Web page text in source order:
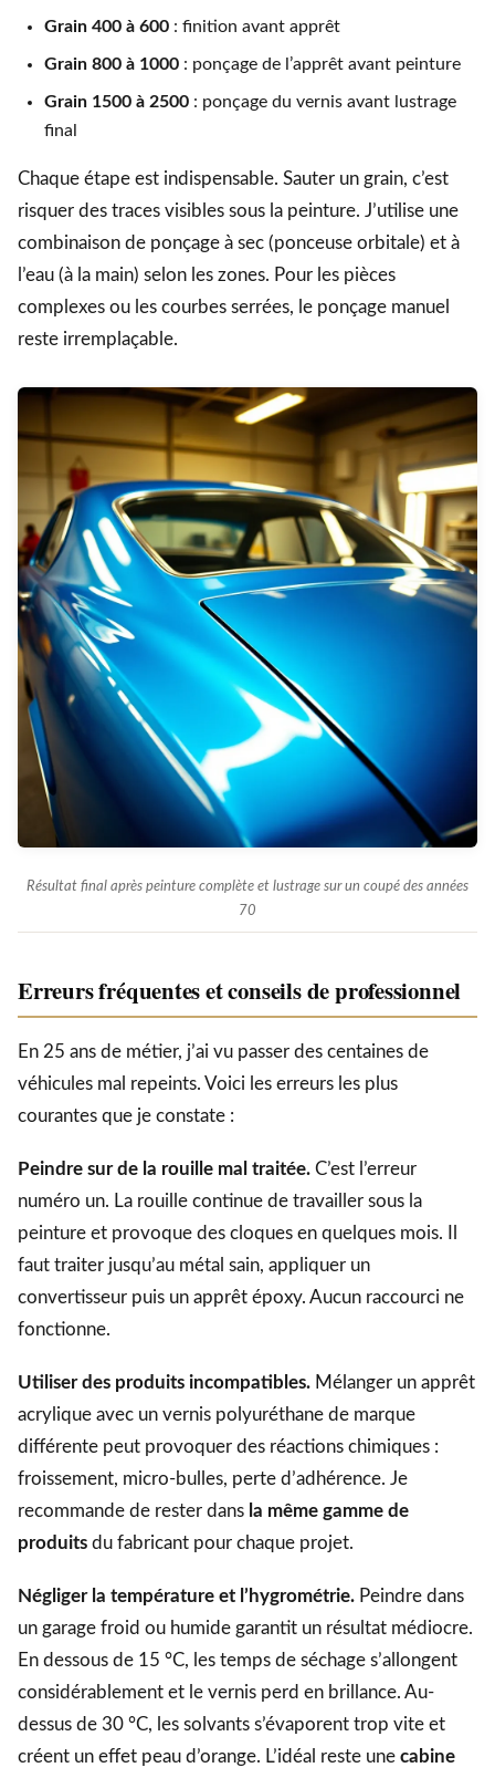
Grain 400 à 600 : finition avant apprêt
Grain 800 à 1000 : ponçage de l’apprêt avant peinture
Grain 1500 à 2500 : ponçage du vernis avant lustrage
final
Chaque étape est indispensable. Sauter un grain, c’est
risquer des traces visibles sous la peinture. J’utilise une
combinaison de ponçage à sec (ponceuse orbitale) et à
l’eau (à la main) selon les zones. Pour les pièces
complexes ou les courbes serrées, le ponçage manuel
reste irremplaçable.
Résultat final après peinture complète et lustrage sur un coupé des années
70
Erreurs fréquentes et conseils de professionnel
En 25 ans de métier, j’ai vu passer des centaines de
véhicules mal repeints. Voici les erreurs les plus
courantes que je constate :
Peindre sur de la rouille mal traitée. C’est l’erreur
numéro un. La rouille continue de travailler sous la
peinture et provoque des cloques en quelques mois. Il
faut traiter jusqu’au métal sain, appliquer un
convertisseur puis un apprêt époxy. Aucun raccourci ne
fonctionne.
Utiliser des produits incompatibles. Mélanger un apprêt
acrylique avec un vernis polyuréthane de marque
différente peut provoquer des réactions chimiques :
froissement, micro-bulles, perte d’adhérence. Je
recommande de rester dans la même gamme de
produits du fabricant pour chaque projet.
Négliger la température et l’hygrométrie. Peindre dans
un garage froid ou humide garantit un résultat médiocre.
En dessous de 15 °C, les temps de séchage s’allongent
considérablement et le vernis perd en brillance. Au-
dessus de 30 °C, les solvants s’évaporent trop vite et
créent un effet peau d’orange. L’idéal reste une cabine